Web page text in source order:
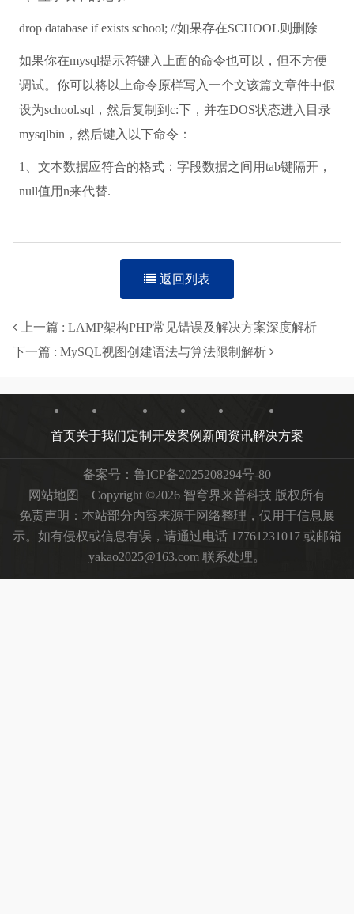
drop database if exists school; //如果存在SCHOOL则删除
如果你在mysql提示符键入上面的命令也可以，但不方便
调试。你可以将以上命令原样写入一个文该篇文章件中假
设为school.sql，然后复制到c:下，并在DOS状态进入目录
mysqlbin，然后键入以下命令：
1、文本数据应符合的格式：字段数据之间用tab键隔开，
null值用n来代替.
返回列表
上一篇 : LAMP架构PHP常见错误及解决方案深度解析
下一篇 : MySQL视图创建语法与算法限制解析
首页关于我们定制开发案例 新闻资讯解决方案
备案号： 鲁ICP备2025208294号-80
网站地图
Copyright ©2026 智穹界来普科技 版权所有
免责声明：本站部分内容来源于网络整理，仅用于信息展
示。如有侵权或信息有误，请通过电话 17761231017 或邮箱
yakao2025@163.com 联系处理。